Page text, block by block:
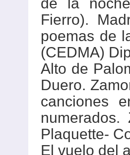
Fierro).
poemas de
(CEDMA)
Alto de
Duero.
canciones
Plaquette-
El vuelo del